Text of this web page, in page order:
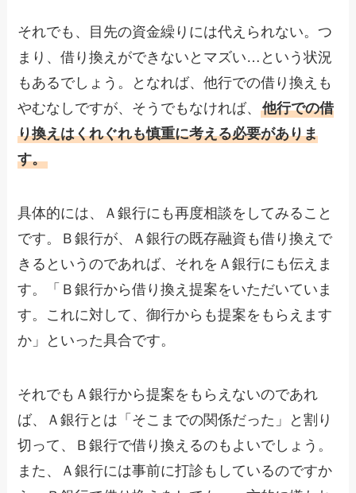
それでも、目先の資金繰りには代えられない。つ
まり、借り換えができないとマズい…という状況
もあるでしょう。となれば、他行での借り換えも
やむなしですが、そうでもなければ、他行での借
り換えはくれぐれも慎重に考える必要がありま
す。
具体的には、Ａ銀行にも再度相談をしてみること
です。Ｂ銀行が、Ａ銀行の既存融資も借り換えで
きるというのであれば、それをＡ銀行にも伝えま
す。「Ｂ銀行から借り換え提案をいただいていま
す。これに対して、御行からも提案をもらえます
か」といった具合です。
それでもＡ銀行から提案をもらえないのであれ
ば、Ａ銀行とは「そこまでの関係だった」と割り
切って、Ｂ銀行で借り換えるのもよいでしょう。
また、Ａ銀行には事前に打診もしているのですか